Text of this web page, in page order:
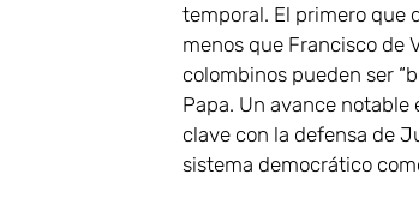
temporal. El primero que
menos que Francisco de
colombinos pueden ser
Papa. Un avance
clave con la defensa de
sistema democrático